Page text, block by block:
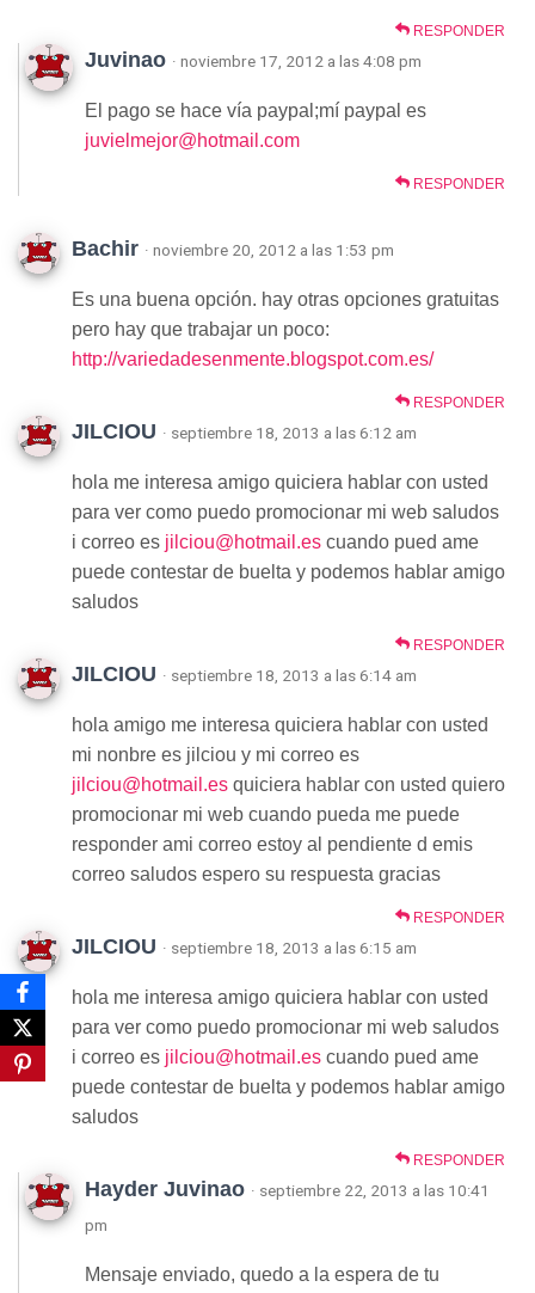
RESPONDER
Juvinao · noviembre 17, 2012 a las 4:08 pm
El pago se hace vía paypal;mí paypal es
juvielmejor@hotmail.com
RESPONDER
Bachir · noviembre 20, 2012 a las 1:53 pm
Es una buena opción. hay otras opciones gratuitas
pero hay que trabajar un poco:
http://variedadesenmente.blogspot.com.es/
RESPONDER
JILCIOU · septiembre 18, 2013 a las 6:12 am
hola me interesa amigo quiciera hablar con usted
para ver como puedo promocionar mi web saludos
i correo es jilciou@hotmail.es cuando pued ame
puede contestar de buelta y podemos hablar amigo
saludos
RESPONDER
JILCIOU · septiembre 18, 2013 a las 6:14 am
hola amigo me interesa quiciera hablar con usted
mi nonbre es jilciou y mi correo es
jilciou@hotmail.es quiciera hablar con usted quiero
promocionar mi web cuando pueda me puede
responder ami correo estoy al pendiente d emis
correo saludos espero su respuesta gracias
RESPONDER
JILCIOU · septiembre 18, 2013 a las 6:15 am
hola me interesa amigo quiciera hablar con usted
para ver como puedo promocionar mi web saludos
i correo es jilciou@hotmail.es cuando pued ame
puede contestar de buelta y podemos hablar amigo
saludos
RESPONDER
Hayder Juvinao · septiembre 22, 2013 a las 10:41
pm
Mensaje enviado, quedo a la espera de tu